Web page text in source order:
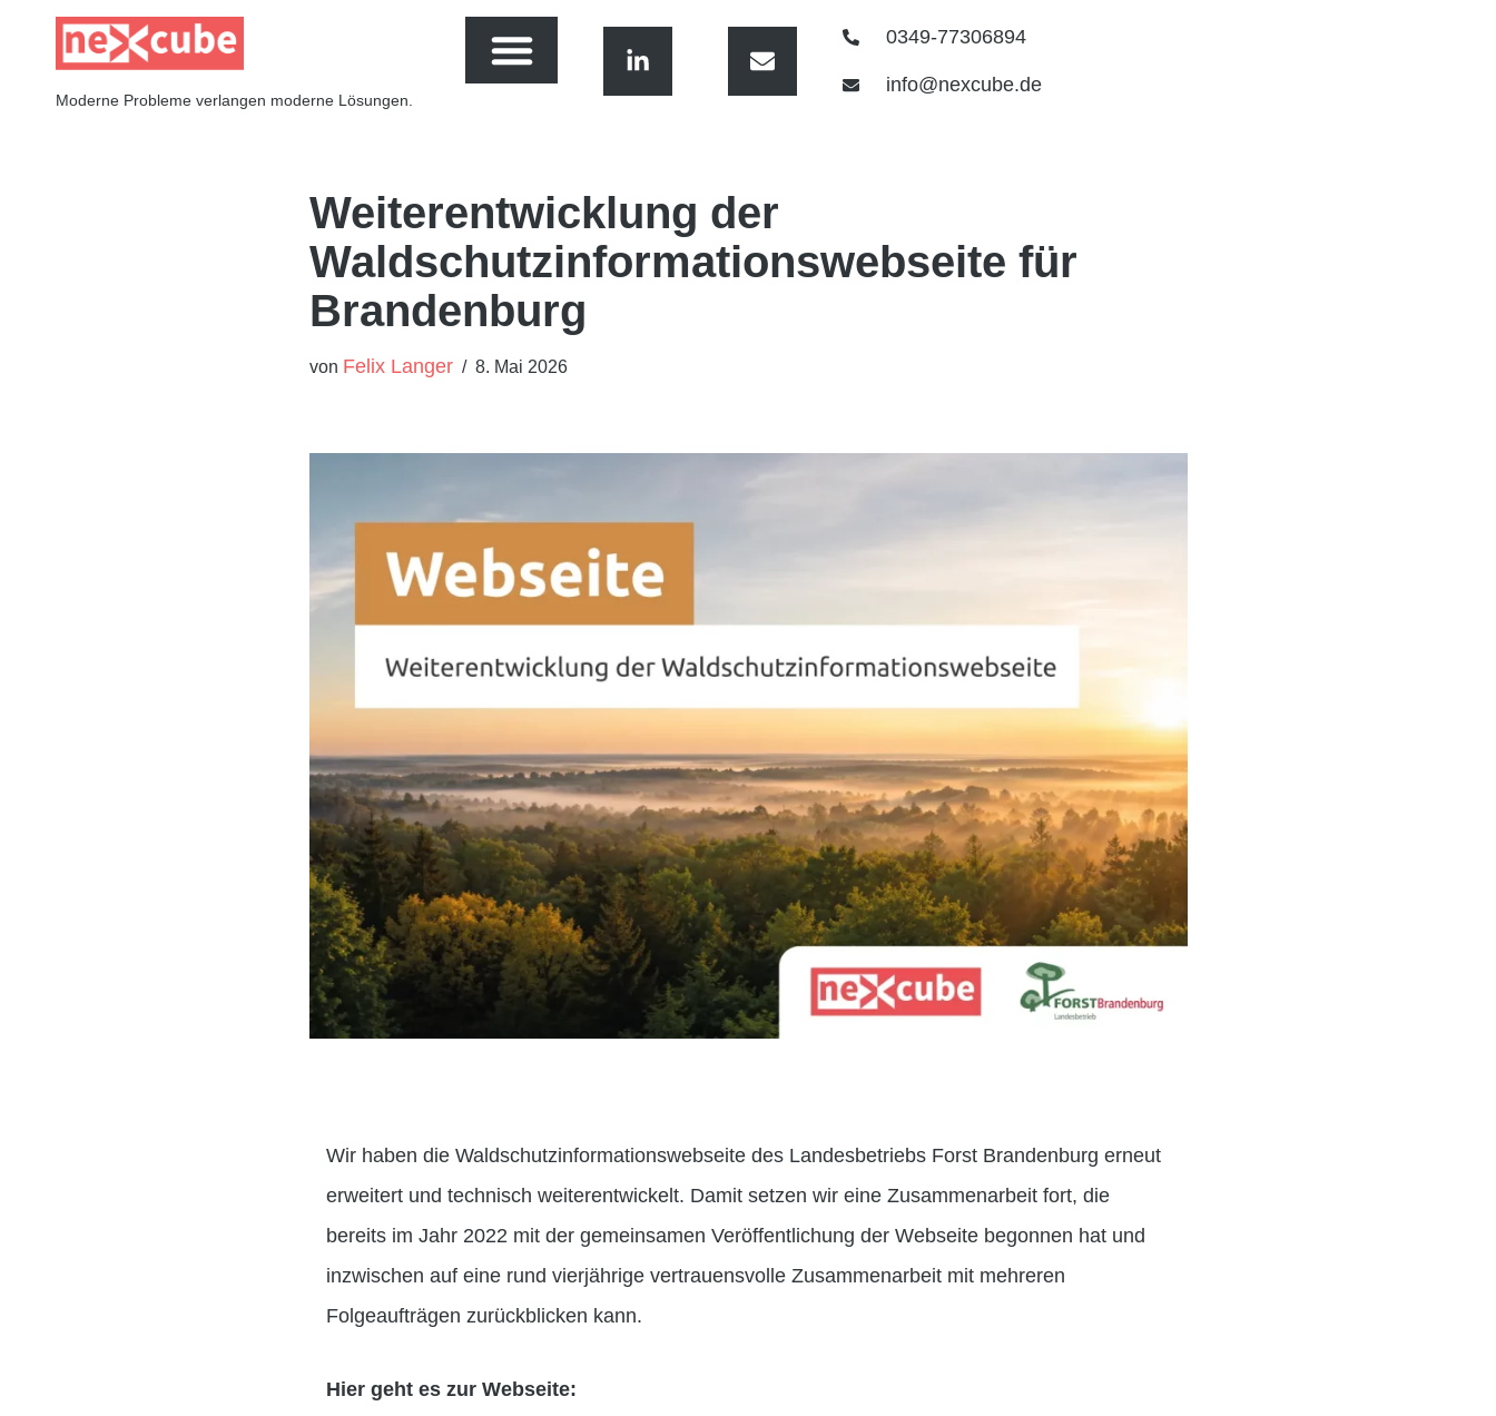
Zum
InhaltModerne Probleme verlangen moderne Lösungen.
0349-77306894
info@nexcube.de
Weiterentwicklung der
Waldschutzinformationswebseite für
Brandenburg
von Felix Langer 8. Mai 2026
Wir haben die Waldschutzinformationswebseite des Landesbetriebs Forst Brandenburg erneut
erweitert und technisch weiterentwickelt. Damit setzen wir eine Zusammenarbeit fort, die
bereits im Jahr 2022 mit der gemeinsamen Veröffentlichung der Webseite begonnen hat und
inzwischen auf eine rund vierjährige vertrauensvolle Zusammenarbeit mit mehreren
Folgeaufträgen zurückblicken kann.
Hier geht es zur Webseite: